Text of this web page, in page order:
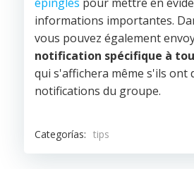
informations importantes.
vous pouvez également
notification spécifique à
qui s'affichera même s'ils ont
notifications du groupe.
Categorías: tips